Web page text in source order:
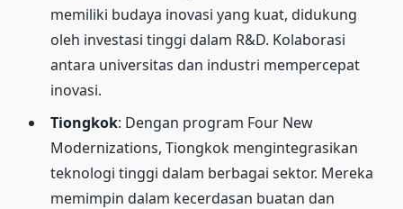
memiliki budaya inovasi yang kuat, didukung
oleh investasi tinggi dalam R&D. Kolaborasi
antara universitas dan industri mempercepat
inovasi.
Tiongkok: Dengan program Four New
Modernizations, Tiongkok mengintegrasikan
teknologi tinggi dalam berbagai sektor. Mereka
memimpin dalam kecerdasan buatan dan